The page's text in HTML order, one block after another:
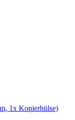
1x Kopierhülse)